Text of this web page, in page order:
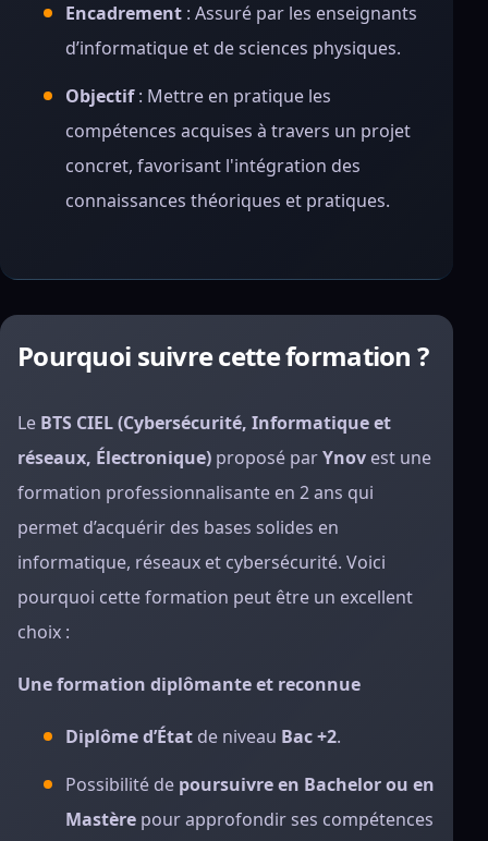
Encadrement : Assuré par les enseignants
d’informatique et de sciences physiques.
Objectif: Mettre en pratique les
compétences acquises à travers un projet
concret, favorisant l'intégration des
connaissances théoriques et pratiques.
Pourquoi suivre cette formation ?
Le BTS CIEL (Cybersécurité, Informatique et
réseaux, Électronique) proposé parYnov est une
formation professionnalisante en 2 ans qui
permet d’acquérir des bases solides en
informatique, réseaux et cybersécurité. Voici
pourquoi cette formation peut être un excellent
choix :
Une formation diplômante et reconnue
Diplôme d’État de niveau Bac +2.
Possibilité de poursuivre en Bachelor ou en
Mastère pour approfondir ses compétences